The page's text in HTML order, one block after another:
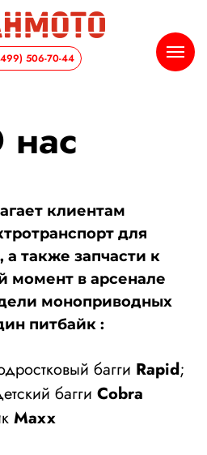
506-70-44
клиентам
для
также запчасти к
момент в арсенале
моноприводных
питбайк :
багги Rapid;
багги Cobra
Maxx